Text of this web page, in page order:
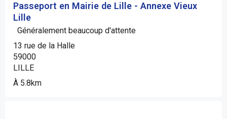
Passeport en Mairie de Lille - Annexe Vieux
Lille
Généralement beaucoup d'attente
13 rue de la Halle
59000
LILLE
À 5.8km